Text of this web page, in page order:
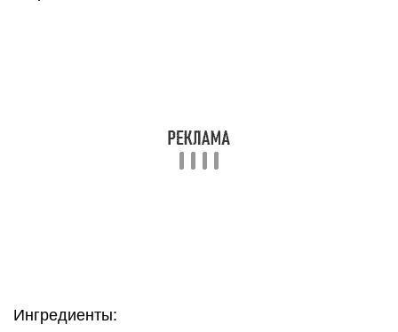
вкусу. * оливковое масло.